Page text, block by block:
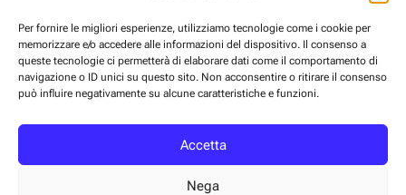
Per fornire le migliori esperienze, utilizziamo tecnologie come i cookie per
memorizzare e/o accedere alle informazioni del dispositivo. Il consenso a
queste tecnologie ci permetterà di elaborare dati come il comportamento di
navigazione o ID unici su questo sito. Non acconsentire o ritirare il consenso
può influire negativamente su alcune caratteristiche e funzioni.
Accetta
Nega
Disclaimer Editoriale
#aerostoria